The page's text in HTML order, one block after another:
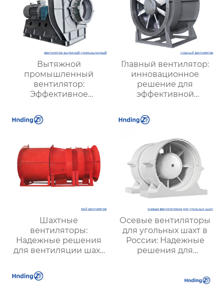
Вытяжной
промышленный
вентилятор:
Эффективное
надежной вентиляции
Главный вентилятор:
инновационное
решение для
эффективной
оптимизации работы
Шахтные
вентиляторы:
Надежные решения
для вентиляции шахт
| Купить с доставкой
Осевые вентиляторы
для угольных шахт в
России: Надежные
решения для
безопасности